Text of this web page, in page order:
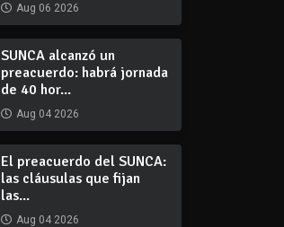
Aug 06 2026
SUNCA alcanzó un
preacuerdo: habrá jornada
de 40 hor...
Aug 04 2026
El preacuerdo del SUNCA:
las cláusulas que fijan
las...
Aug 04 2026